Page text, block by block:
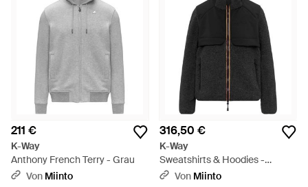
211 €
K-Way
Anthony French Terry - Grau
Von Miinto
316,50 €
K-Way
Sweatshirts & Hoodies -
Schwarz
Von Miinto